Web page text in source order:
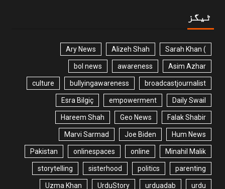
ٹیگز
) Sarah Khan
Alizeh Shah
Ary News
Asim Azhar
awareness
bol news
broadcastjournalist
bullyingawareness
culture
Daily Swail
empowerment
Esra Bilgiç
Falak Shabir
Geo News
Hareem Shah
Hum News
Joe Biden
Marvi Sarmad
Minahil Malik
online
onlinespaces
Pakistan
parenting
politics
sisterhood
storytelling
urdu
urduadab
UrduStory
Uzma Khan